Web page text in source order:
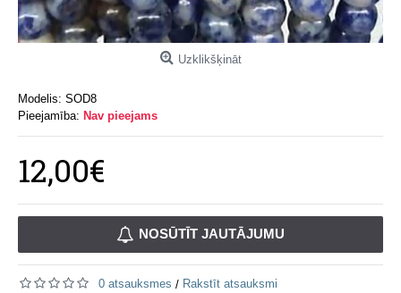
Uzklikšķināt
Modelis: SOD8
Pieejamība: Nav pieejams
12,00€
NOSŪTĪT JAUTĀJUMU
0 atsauksmes / Rakstīt atsauksmi